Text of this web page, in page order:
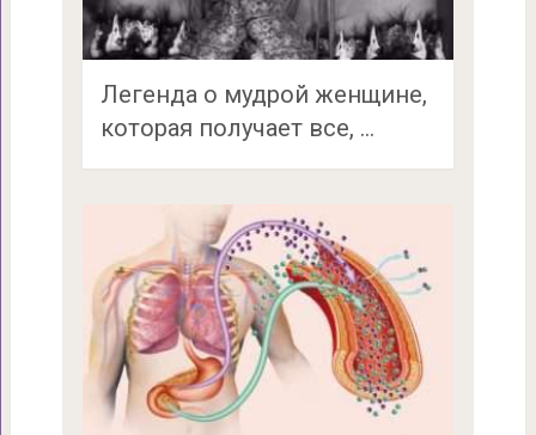
Легенда о мудрой женщине,
которая получает все, …